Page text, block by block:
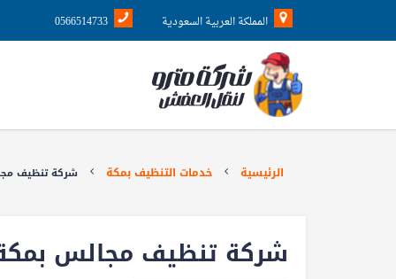
المملكة العربية السعودية 0566514733
الرئيسية خدمات التنظيف بمكة شركة تنظيف
شركة تنظيف مجالس